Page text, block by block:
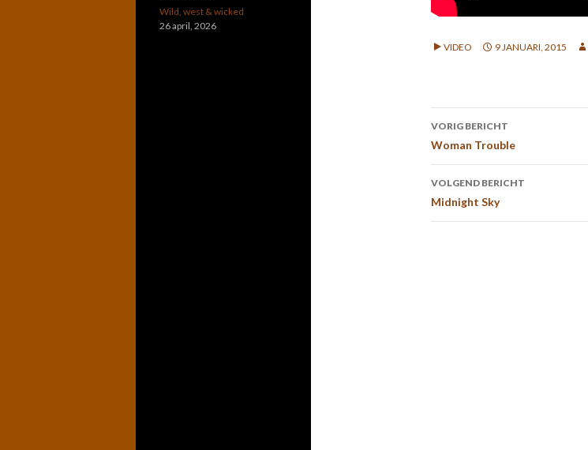
VIDEO 9 JANUARI, 2015
Bericht
navigatie
VORIG BERICHT
Woman Trouble
VOLGEND BERICHT
Midnight Sky
Wild, west & wicked
26 april, 2026